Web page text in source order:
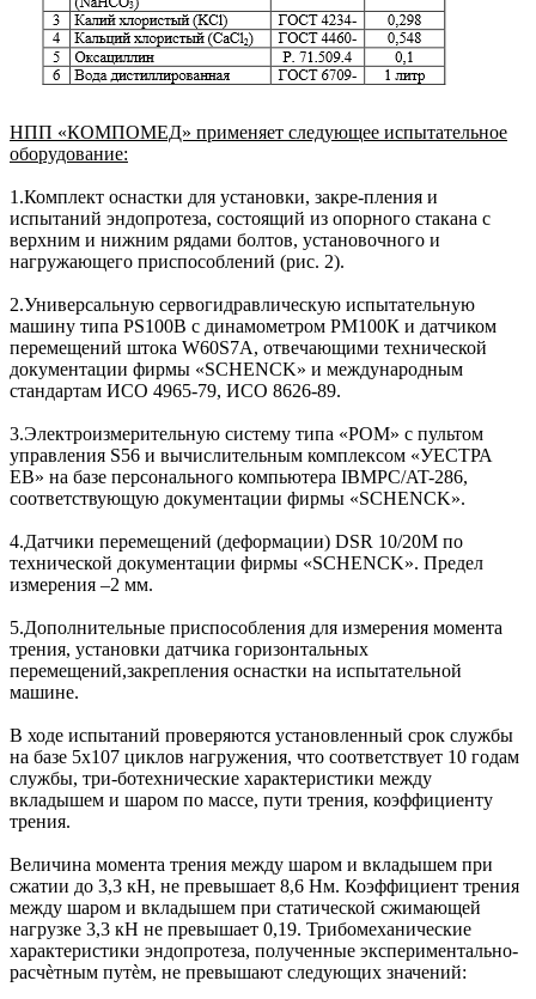
НПП «КОМПОМЕД» применяет следующее испытательное
оборудование:
1.Комплект оснастки для установки, закре-пления и
испытаний эндопротеза, состоящий из опорного стакана с
верхним и нижним рядами болтов, установочного и
нагружающего приспособлений (рис. 2).
2.Универсальную сервогидравлическую испытательную
машину типа PS100B с динамометром РМ100К и датчиком
перемещений штока W60S7A, отвечающими технической
документации фирмы «SCHENCK» и международным
стандартам ИСО 4965-79, ИСО 8626-89.
3.Электроизмерительную систему типа «РОМ» с пультом
управления S56 и вычислительным комплексом «УЕСТРА
ЕВ» на базе персонального компьютера IBMPC/AT-286,
соответствующую документации фирмы «SCHENCK».
4.Датчики перемещений (деформации) DSR 10/20М по
технической документации фирмы «SCHENCK». Предел
измерения –2 мм.
5.Дополнительные приспособления для измерения момента
трения, установки датчика горизонтальных
перемещений,закрепления оснастки на испытательной
машине.
В ходе испытаний проверяются установленный срок службы
на базе 5х107 циклов нагружения, что соответствует 10 годам
службы, три-ботехнические характеристики между
вкладышем и шаром по массе, пути трения, коэффициенту
трения.
Величина момента трения между шаром и вкладышем при
сжатии до 3,3 кН, не превышает 8,6 Нм. Коэффициент трения
между шаром и вкладышем при статической сжимающей
нагрузке 3,3 кН не превышает 0,19. Трибомеханические
характеристики эндопротеза, полученные экспериментально-
расчѐтным путѐм, не превышают следующих значений: